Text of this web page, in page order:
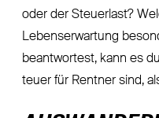
oder der Steuerlast?
Lebenserwartung
beantwortest, kann es
teuer für Rentner sind,